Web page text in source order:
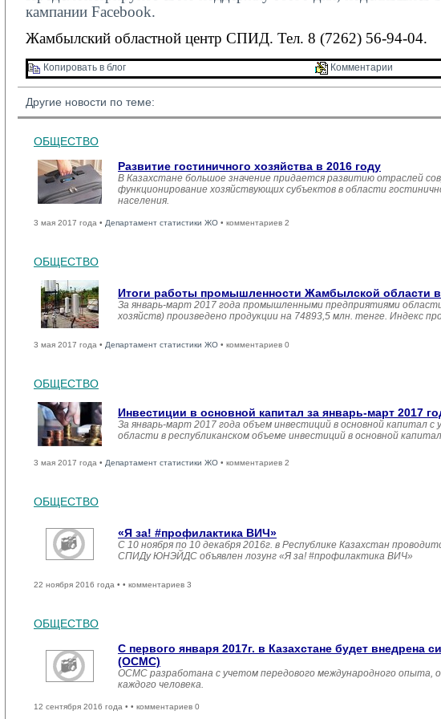
кампании Facebook.
Жамбылский областной центр СПИД. Тел. 8 (7262) 56-94-04.
Копировать в блог Комментарии
Другие новости по теме:
ОБЩЕСТВО
Развитие гостиничного хозяйства в 2016 году
В Казахстане большое значение придается развитию отраслей
функционирование хозяйствующих субъектов в области
населения.
3 мая 2017 года • Департамент статистики ЖО • комментариев 2
ОБЩЕСТВО
Итоги работы промышленности Жамбылской области в
За январь-март 2017 года промышленными предприятиями
хозяйств) произведено продукции на 74893,5 млн. тенге. Индекс
3 мая 2017 года • Департамент статистики ЖО • комментариев 0
ОБЩЕСТВО
Инвестиции в основной капитал за январь-март 2017
За январь-март 2017 года объем инвестиций в основной капитал
области в республиканском объеме инвестиций в основной
3 мая 2017 года • Департамент статистики ЖО • комментариев 2
ОБЩЕСТВО
«Я за! #профилактика ВИЧ»
С 10 ноября по 10 декабря 2016г. в Республике Казахстан
СПИДу ЮНЭЙДС объявлен лозунг «Я за! #профилактика ВИЧ»
22 ноября 2016 года • • комментариев 3
ОБЩЕСТВО
С первого января 2017г. в Казахстане будет внедрена
(ОСМС)
ОСМС разработана с учетом передового международного опыта,
каждого человека.
12 сентября 2016 года • • комментариев 0